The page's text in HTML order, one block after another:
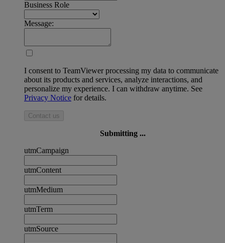
Business Role
Message:
I consent to TeamViewer processing my data to communicate
about its products and services, analyze interactions, and
personalize my experience. I can withdraw anytime. See
Privacy Notice for details.
Contact us
Submitting ...
utmCampaign
utmContent
utmMedium
utmTerm
utmSource